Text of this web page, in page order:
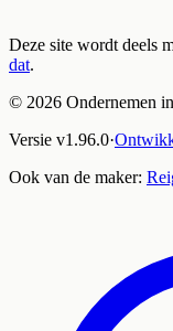
Deze site wordt deels
dat.
© 2026 Ondernemen
Versie v1.96.0·
Ook van de maker: